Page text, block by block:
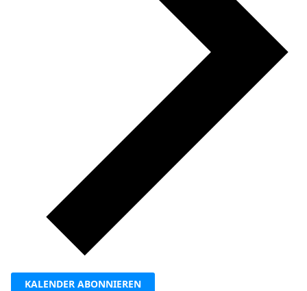
KALENDER ABONNIEREN